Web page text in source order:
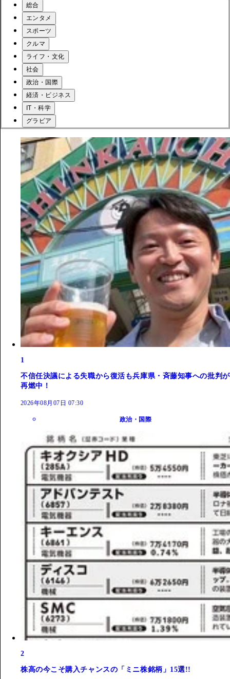
総合
エンタメ
スポーツ
クルマ
ライフ・文化
社会
政治・国際
経済・ビジネス
IT・科学
グラビア
1
不信任決議による失職から復活も兵庫県・斉藤知事への批判が
再燃中！
2026年08月07日 07:30
政治・国際
2
株高の今こそ購入チャンスの「ミニ株銘柄」15選!!